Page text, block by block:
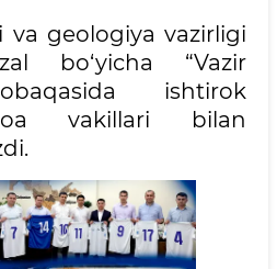
va geologiya vazirligi
bo‘yicha “Vazir
ishtirok
vakillari bilan